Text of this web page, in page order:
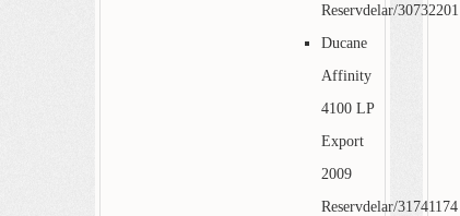
Reservdelar/30732201
Ducane
Affinity
4100 LP
Export
2009
Reservdelar/31741174